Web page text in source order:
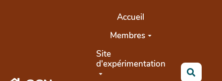
Accueil
Membres
Site
d'expérimentation